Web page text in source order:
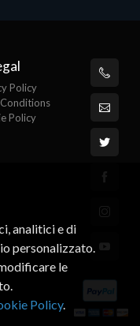
Policy
Policy
analitici e di
personalizzato.
le
Policy.